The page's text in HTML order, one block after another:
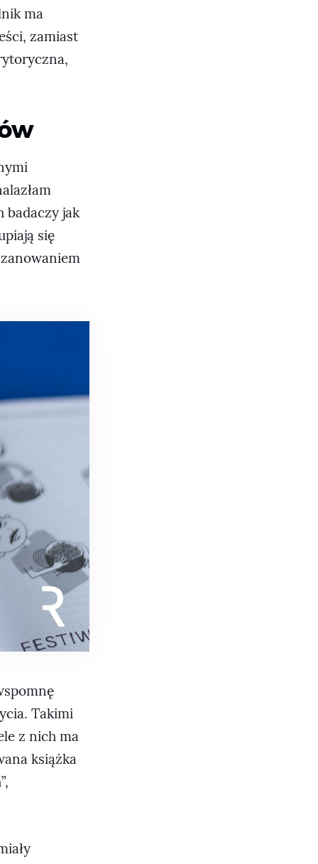
ma
zamiast
badaczy jak
się
Takimi
z nich ma
książka